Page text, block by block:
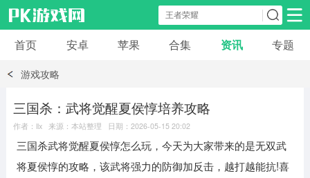
安卓应用 安卓游戏
模拟经营 角色扮演
冒险解谜 赛车游戏 破解游戏
首页 安卓 苹果 合集 资讯 专题
游戏攻略
三国杀：武将觉醒夏侯惇培养攻略
作者：llx 来源：本站整理 日期：2026-05-15 20:02
三国杀武将觉醒夏侯惇怎么玩，今天为大家带来的是无双武
将夏侯惇的攻略，该武将强力的防御加反击，越打越能抗!喜